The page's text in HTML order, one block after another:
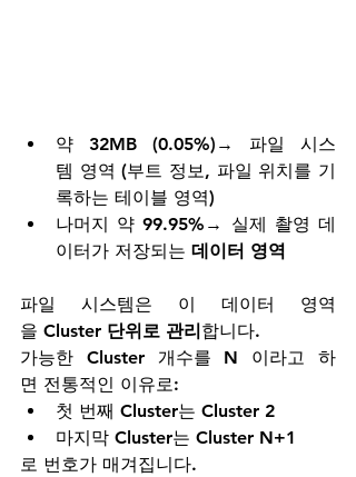
약 32MB (0.05%) → 파일 시스
템 영역 (부트 정보, 파일 위치를 기
록하는 테이블 영역)
나머지 약 99.95% → 실제 촬영 데
이터가 저장되는 데이터 영역
파일 시스템은 이 데이터 영역
을 Cluster 단위로 관리 합니다.
가능한 Cluster 개수를 N 이라고 하
면 전통적인 이유로:
첫 번째 Cluster는 Cluster 2
마지막 Cluster는 Cluster N+1
로 번호가 매겨집니다.